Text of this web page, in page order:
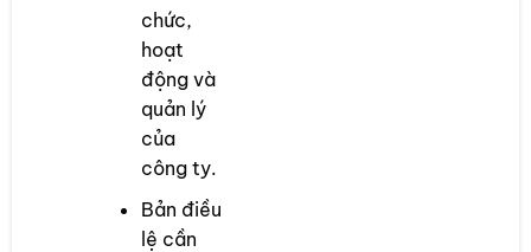
chức,
hoạt
động và
quản lý
của
công ty.
Bản điều
lệ cần